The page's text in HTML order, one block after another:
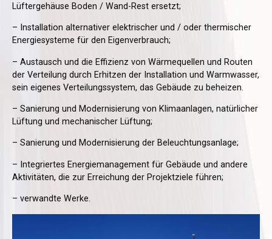
Lüftergehäuse Boden / Wand-Rest ersetzt;
– Installation alternativer elektrischer und / oder thermischer
Energiesysteme für den Eigenverbrauch;
– Austausch und die Effizienz von Wärmequellen und Routen
der Verteilung durch Erhitzen der Installation und Warmwasser,
sein eigenes Verteilungssystem, das Gebäude zu beheizen.
– Sanierung und Modernisierung von Klimaanlagen, natürlicher
Lüftung und mechanischer Lüftung;
– Sanierung und Modernisierung der Beleuchtungsanlage;
– Integriertes Energiemanagement für Gebäude und andere
Aktivitäten, die zur Erreichung der Projektziele führen;
– verwandte Werke.